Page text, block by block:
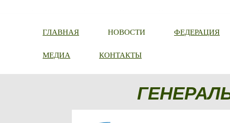
ГЛАВНАЯ НОВОСТИ ФЕДЕРАЦИЯ
МЕДИА КОНТАКТЫ